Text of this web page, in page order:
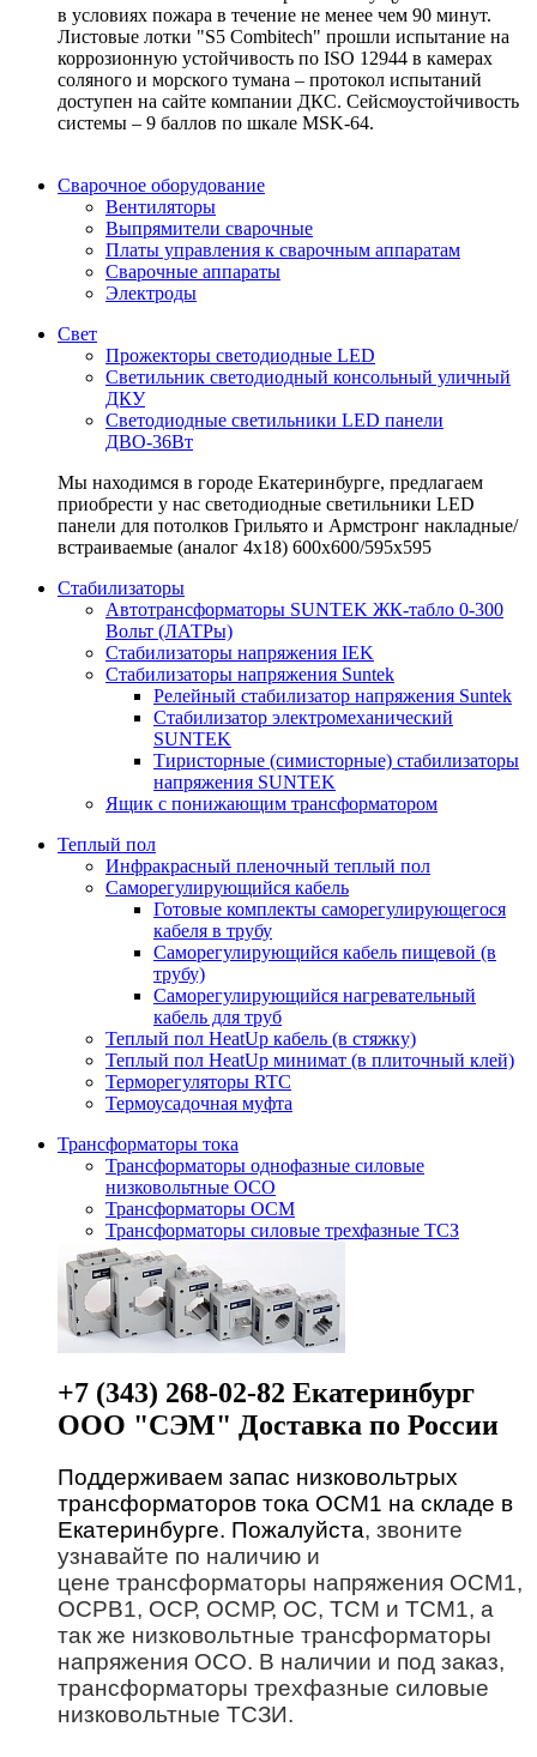
в условиях пожара в течение не менее чем 90 минут.
Листовые лотки "S5 Combitech" прошли испытание на
коррозионную устойчивость по ISO 12944 в камерах
соляного и морского тумана – протокол испытаний
доступен на сайте компании ДКС. Сейсмоустойчивость
системы – 9 баллов по шкале MSK-64.
Сварочное оборудование
Вентиляторы
Выпрямители сварочные
Платы управления к сварочным аппаратам
Сварочные аппараты
Электроды
Свет
Прожекторы светодиодные LED
Светильник светодиодный консольный уличный
ДКУ
Светодиодные светильники LED панели
ДВО-36Вт
Мы находимся в городе Екатеринбурге, предлагаем
приобрести у нас светодиодные светильники LED
панели для потолков Грильято и Армстронг накладные/
встраиваемые (аналог 4х18) 600х600/595x595
Стабилизаторы
Автотрансформаторы SUNTEK ЖК-табло 0-300
Вольт (ЛАТРы)
Стабилизаторы напряжения IEK
Стабилизаторы напряжения Suntek
Релейный стабилизатор напряжения Suntek
Стабилизатор электромеханический
SUNTEK
Тиристорные (симисторные) стабилизаторы
напряжения SUNTEK
Ящик с понижающим трансформатором
Теплый пол
Инфракрасный пленочный теплый пол
Саморегулирующийся кабель
Готовые комплекты саморегулирующегося
кабеля в трубу
Саморегулирующийся кабель пищевой (в
трубу)
Саморегулирующийся нагревательный
кабель для труб
Теплый пол HeatUp кабель (в стяжку)
Теплый пол HeatUp минимат (в плиточный клей)
Терморегуляторы RTC
Термоусадочная муфта
Трансформаторы тока
Трансформаторы однофазные силовые
низковольтные ОСО
Трансформаторы ОСМ
Трансформаторы силовые трехфазные ТСЗ
+7 (343) 268-02-82 Екатеринбург
ООО "СЭМ" Доставка по России
Поддерживаем запас низковольтрых
трансформаторов тока ОСМ1 на складе в
Екатеринбурге. Пожалуйста, звоните
узнавайте по наличию и
цене трансформаторы напряжения ОСМ1,
ОСРВ1, ОСР, ОСМР, ОС, ТСМ и ТСМ1, а
так же низковольтные трансформаторы
напряжения ОСО. В наличии и под заказ,
трансформаторы трехфазные силовые
низковольтные ТСЗИ.